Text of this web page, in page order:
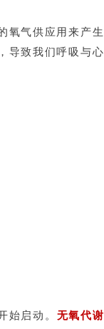
氧气供应用来产生
导致我们呼吸与心
始启动。 无氧代谢